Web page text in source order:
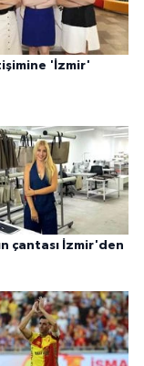
'İzmir'
çantası İzmir'den